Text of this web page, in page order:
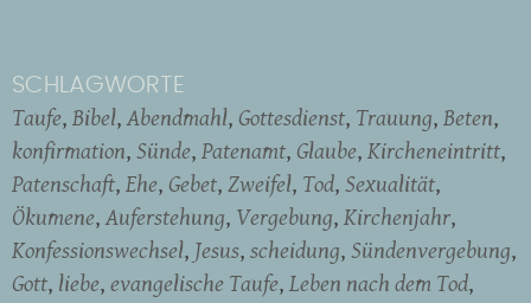
SCHLAGWORTE
Taufe Bibel Abendmahl Gottesdienst Trauung Beten
konfirmation Sünde Patenamt Glaube Kircheneintritt
Patenschaft Ehe Gebet Zweifel Tod Sexualität
Ökumene Auferstehung Vergebung Kirchenjahr
Konfessionswechsel Jesus scheidung Sündenvergebung
Gott liebe evangelische Taufe Leben nach dem Tod